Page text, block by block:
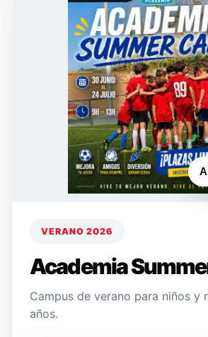
VERANO 2026
Academia
Campus de verano para niños y
años.